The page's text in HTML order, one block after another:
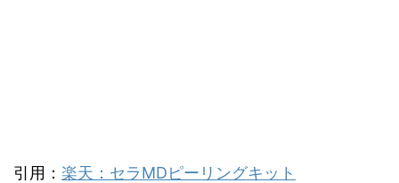
引用： 楽天：セラMDピーリングキット